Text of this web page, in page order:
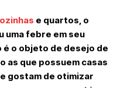
e quartos, o
uma febre em seu
o objeto de desejo de
as que possuem casas
gostam de otimizar